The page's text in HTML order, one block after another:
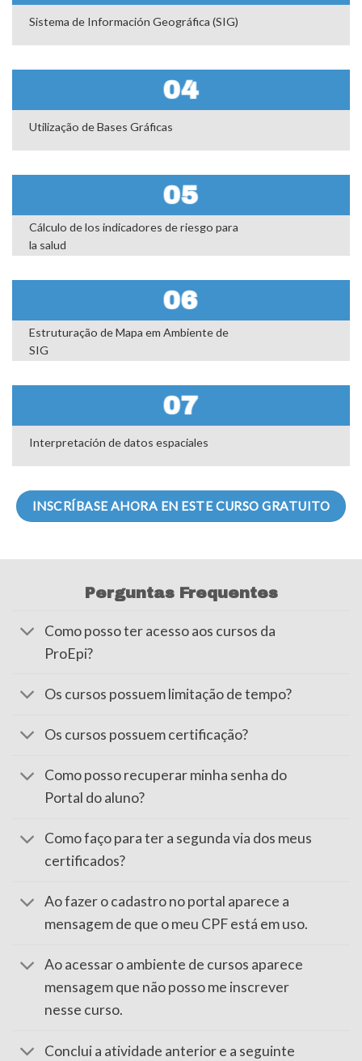
Sistema de Información Geográfica (SIG)
04
Utilização de Bases Gráficas
05
Cálculo de los indicadores de riesgo para
la salud
06
Estruturação de Mapa em Ambiente de
SIG
07
Interpretación de datos espaciales
INSCRÍBASE AHORA EN ESTE CURSO GRATUITO
Perguntas Frequentes
Como posso ter acesso aos cursos da
ProEpi?
Os cursos possuem limitação de tempo?
Os cursos possuem certificação?
Como posso recuperar minha senha do
Portal do aluno?
Como faço para ter a segunda via dos meus
certificados?
Ao fazer o cadastro no portal aparece a
mensagem de que o meu CPF está em uso.
Ao acessar o ambiente de cursos aparece
mensagem que não posso me inscrever
nesse curso.
Conclui a atividade anterior e a seguinte